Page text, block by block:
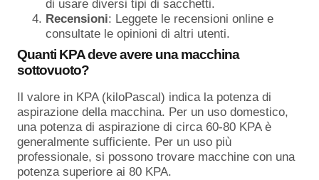
di usare diversi tipi di sacchetti.
Recensioni: Leggete le recensioni online e
consultate le opinioni di altri utenti.
Quanti KPA deve avere una macchina
sottovuoto?
Il valore in KPA (kiloPascal) indica la potenza di
aspirazione della macchina. Per un uso domestico,
una potenza di aspirazione di circa 60-80 KPA è
generalmente sufficiente. Per un uso più
professionale, si possono trovare macchine con una
potenza superiore ai 80 KPA.